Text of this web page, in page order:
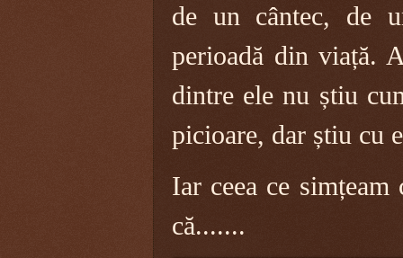
de un cântec, de
perioadă din viață.
dintre ele nu știu
picioare, dar știu cu
Iar ceea ce
că.......